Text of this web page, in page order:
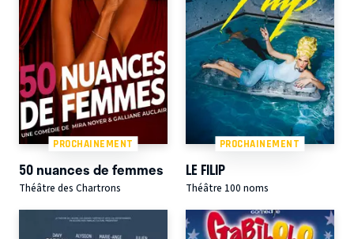
PROCHAINEMENT
50 nuances de femmes
Théâtre des Chartrons
PROCHAINEMENT
LE FILIP
Théâtre 100 noms